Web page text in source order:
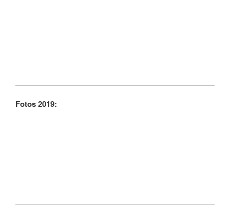
Fotos 2019: